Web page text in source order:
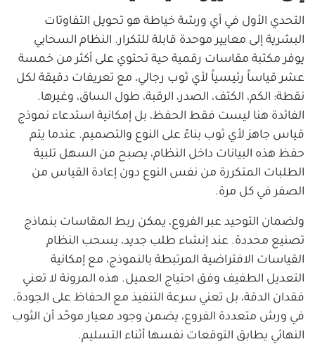
التحدي الأول في أي ورشة خياطة هو تحويل التفاوتات
البشرية إلى معايير موحدة قابلة للتكرار. النظام السحابي
يوفر مكتبة مقاسات رقمية حية تحتوي على أكثر من خمسة
عشر قياساً رئيسياً لأي ثوب رجالي، مع تعريفات دقيقة لكل
نقطة: الكم، الكتف، الصدر، الرقبة، طول الساق، وغيرها.
الفائدة هنا ليست فقط الحفظ، بل إمكانية استدعاء نموذج
قياس جاهز لأي ثوب بناءً على النوع والتصميم. عندما يتم
حفظ هذه البيانات داخل النظام، يصبح من السهل تلبية
الطلبات المتكررة من نفس النوع دون إعادة القياس من
الصفر في كل مرة.
ولضمان التوحيد عبر الفروع، يمكن ربط المقاسات بنماذج
تصنيع محددة. عند إنشاء طلب جديد، يسحب النظام
القياسات الافتراضية المرتبطة بالنموذج، مع إمكانية
التعديل الطفيف وفق احتياج العميل. هذه المرونة لا تعني
فقدان الدقة، بل تعني سرعة التنفيذ مع الحفاظ على الجودة.
في ورش متعددة الفروع، يضمن وجود معيار موحّد أن الثوب
النهائي يطابق التوقعات نفسها أثناء التسليم.